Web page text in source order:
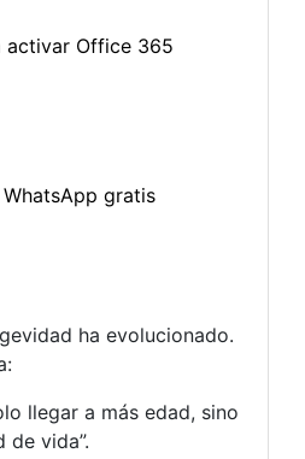
ha evolucionado.
llegar a más edad, sino
de vida”.